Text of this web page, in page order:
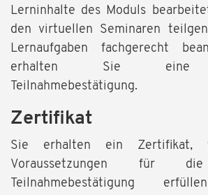
Lerninhalte des Moduls
den virtuellen Seminaren
Lernaufgaben fachgerecht
erhalten Sie eine
Teilnahmebestätigung.
Zertifikat
Sie erhalten ein Zertifikat,
Voraussetzungen für
Teilnahmebestätigung